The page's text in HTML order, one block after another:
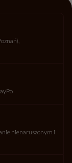
nienaruszonym i